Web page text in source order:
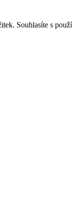
Souhlasíte s